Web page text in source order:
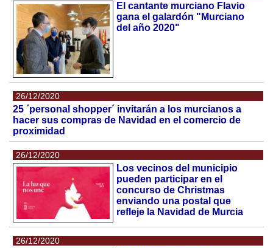
El cantante murciano Flavio
gana el galardón "Murciano
del año 2020"
26/12/2020
25 ´personal shopper´ invitarán a los murcianos a
hacer sus compras de Navidad en el comercio de
proximidad
26/12/2020
Los vecinos del municipio
pueden participar en el
concurso de Christmas
enviando una postal que
refleje la Navidad de Murcia
26/12/2020